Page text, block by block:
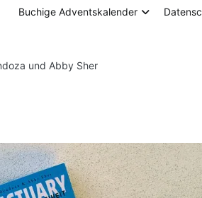
Buchige Adventskalender
und Abby Sher